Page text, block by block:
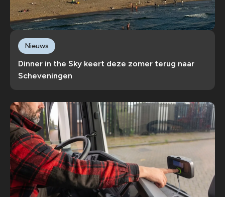
Dinner in the Sky keert deze zomer terug naar
Scheveningen
Nieuws